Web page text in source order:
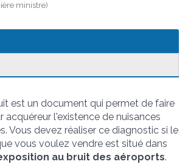
ministre)
est un document qui permet de faire
acquéreur l'existence de nuisances
Vous devez réaliser ce diagnostic si le
vous voulez vendre est situé dans
au bruit des aéroports.